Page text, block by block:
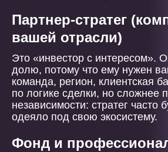
Партнер-стратег
вашей отрасли)
Это «инвестор с интересом».
долю, потому что ему нужен
команда, регион, клиентская
по логике сделки, но сложнее
независимости: стратег часто
одеяло под свою экосистему.
Фонд и